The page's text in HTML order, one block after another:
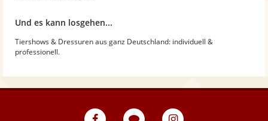
Und es kann losgehen...
Tiershows & Dressuren aus ganz Deutschland: individuell &
professionell.
eventpeppers
Blog
eventpeppers